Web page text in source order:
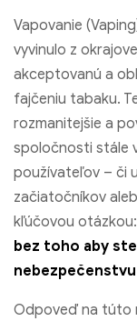
Vapovanie
vyvinulo z
akceptovanú a
fajčeniu tabaku.
rozmanitejšie a
spoločnosti stále
používateľov – či
začiatočníkov
kľúčovou otázkou:
bez toho aby
Odpoveď na túto